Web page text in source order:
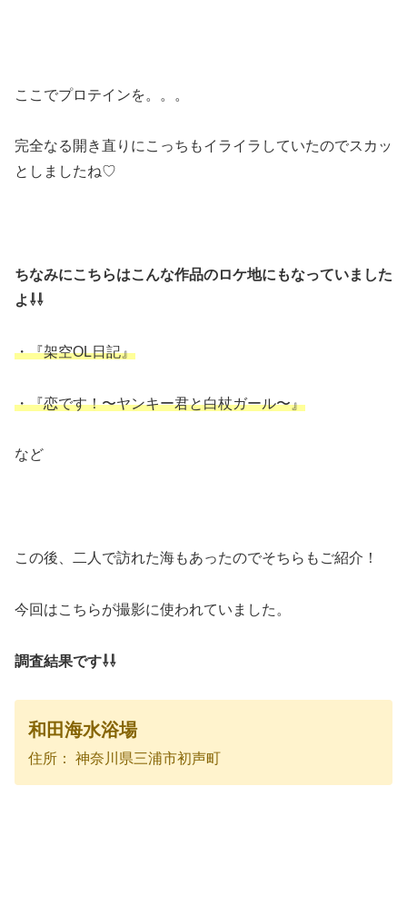
ここでプロテインを。。。
完全なる開き直りにこっちもイライラしていたのでスカッ
としましたね♡
ちなみにこちらはこんな作品のロケ地にもなっていました
よ⇩⇩
・『架空OL日記』
・『恋です！〜ヤンキー君と白杖ガール〜』
など
この後、二人で訪れた海もあったのでそちらもご紹介！
今回はこちらが撮影に使われていました。
調査結果です⇩⇩
和田海水浴場
住所： 神奈川県三浦市初声町